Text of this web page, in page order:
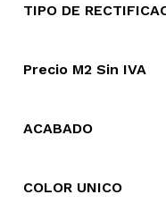
TIPO DE
Precio M2 Sin IVA
ACABADO
COLOR UNICO